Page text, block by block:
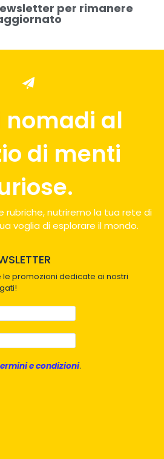
per rimanere
nomadi al
di menti
rubriche, nutriremo la tua rete di
voglia di esplorare il mondo.
promozioni dedicate ai nostri
e condizioni.